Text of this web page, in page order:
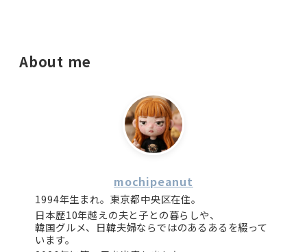
About me
mochipeanut
1994年生まれ。東京都中央区在住。
日本歴10年越えの夫と子との暮らしや、
韓国グルメ、日韓夫婦ならではのあるあるを綴って
います。